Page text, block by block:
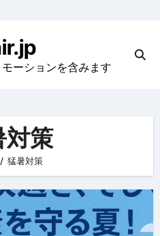
ーションを含みます
対策
猛暑対策